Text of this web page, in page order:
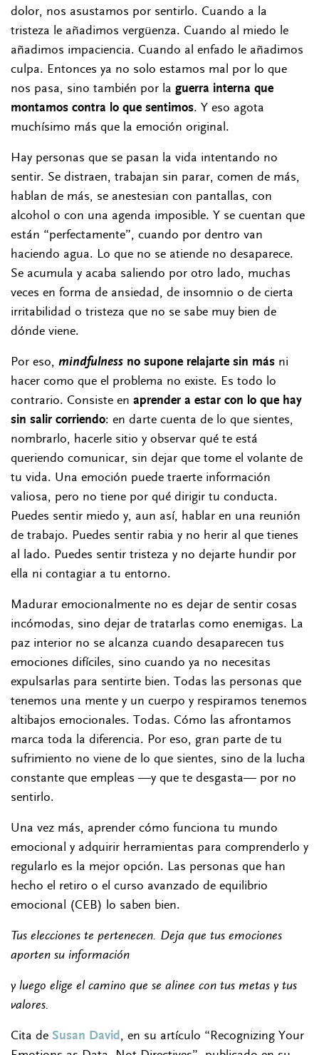
dolor, nos asustamos por sentirlo. Cuando a la
tristeza le añadimos vergüenza. Cuando al miedo le
añadimos impaciencia. Cuando al enfado le añadimos
culpa. Entonces ya no solo estamos mal por lo que
nos pasa, sino también por la guerra interna que
montamos contra lo que sentimos. Y eso agota
muchísimo más que la emoción original.
Hay personas que se pasan la vida intentando no
sentir. Se distraen, trabajan sin parar, comen de más,
hablan de más, se anestesian con pantallas, con
alcohol o con una agenda imposible. Y se cuentan que
están “perfectamente”, cuando por dentro van
haciendo agua. Lo que no se atiende no desaparece.
Se acumula y acaba saliendo por otro lado, muchas
veces en forma de ansiedad, de insomnio o de cierta
irritabilidad o tristeza que no se sabe muy bien de
dónde viene.
Por eso, mindfulness no supone relajarte sin más ni
hacer como que el problema no existe. Es todo lo
contrario. Consiste en aprender a estar con lo que hay
sin salir corriendo: en darte cuenta de lo que sientes,
nombrarlo, hacerle sitio y observar qué te está
queriendo comunicar, sin dejar que tome el volante de
tu vida. Una emoción puede traerte información
valiosa, pero no tiene por qué dirigir tu conducta.
Puedes sentir miedo y, aun así, hablar en una reunión
de trabajo. Puedes sentir rabia y no herir al que tienes
al lado. Puedes sentir tristeza y no dejarte hundir por
ella ni contagiar a tu entorno.
Madurar emocionalmente no es dejar de sentir cosas
incómodas, sino dejar de tratarlas como enemigas. La
paz interior no se alcanza cuando desaparecen tus
emociones difíciles, sino cuando ya no necesitas
expulsarlas para sentirte bien. Todas las personas que
tenemos una mente y un cuerpo y respiramos tenemos
altibajos emocionales. Todas. Cómo las afrontamos
marca toda la diferencia. Por eso, gran parte de tu
sufrimiento no viene de lo que sientes, sino de la lucha
constante que empleas —y que te desgasta— por no
sentirlo.
Una vez más, aprender cómo funciona tu mundo
emocional y adquirir herramientas para comprenderlo y
regularlo es la mejor opción. Las personas que han
hecho el retiro o el curso avanzado de equilibrio
emocional (CEB) lo saben bien.
Tus elecciones te pertenecen. Deja que tus emociones
aporten su información
y luego elige el camino que se alinee con tus metas y tus
valores.
Cita de Susan David, en su artículo “Recognizing Your